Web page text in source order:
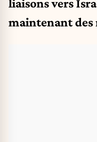
liaisons vers
maintenant des